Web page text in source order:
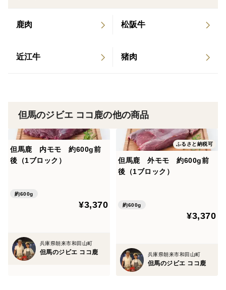
鹿肉 松阪牛
近江牛 猪肉
但馬のジビエ ココ鹿の他の商品
但馬鹿 内モモ 約600g前
後（1ブロック）
約600g
¥3,370
兵庫県朝来市和田山町
但馬のジビエ ココ鹿
ふるさと納税可
但馬鹿 外モモ 約600g前
後（1ブロック）
約600g
¥3,370
兵庫県朝来市和田山町
但馬のジビエ ココ鹿